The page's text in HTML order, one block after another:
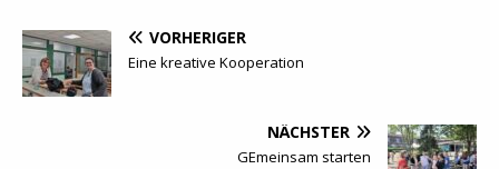
VORHERIGER
Eine kreative Kooperation
NÄCHSTER
GEmeinsam starten